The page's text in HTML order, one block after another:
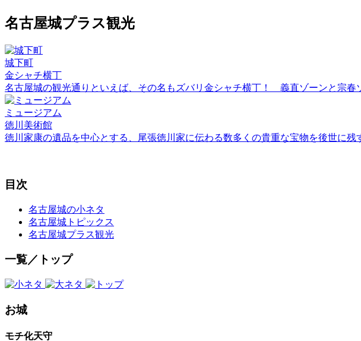
名古屋城プラス観光
城下町
金シャチ横丁
名古屋城の観光通りといえば、その名もズバリ金シャチ横丁！ 義直ゾーンと宗
ミュージアム
徳川美術館
徳川家康の遺品を中心とする、尾張徳川家に伝わる数多くの貴重な宝物を後世に
目次
名古屋城の小ネタ
名古屋城トピックス
名古屋城プラス観光
一覧／トップ
お城
モチ化天守